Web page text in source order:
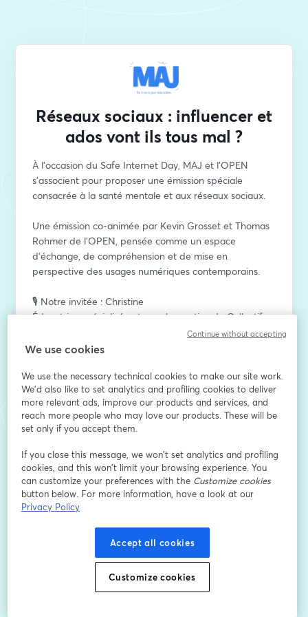
Réseaux sociaux : influencer et
ados vont ils tous mal ?
À l’occasion du Safe Internet Day, MAJ et l'OPEN
s’associent pour proposer une émission spéciale
consacrée à la santé mentale et aux réseaux sociaux.
Une émission co-animée par Kevin Grosset et Thomas
Rohmer de l'OPEN, pensée comme un espace
d’échange, de compréhension et de mise en
perspective des usages numériques contemporains.
🎙️ Notre invitée : Christine
Éducatrice spécialisée et membre active du Collectif
MEER (Mineurs, Éthique et Réseaux) depuis plus de
deux ans, Christine est également mère d’une
Un double regard, professionnel et parental, qui
nourrit son engagement pour des réseaux plus sains,
en particulier pour les plus jeunes.
👉 Au sein du Collectif MEER, elle œuvre pour une
protection réelle des mineurs sur les plateformes
numériques, à travers plusieurs axes forts :
🔎 Veille constante des usages et des tendances
numériques
📢 Sensibilisation et information des utilisateurs
🚨 Alertes et signalements sur les contenus et
algorithmes à risques, notamment sur TikTok, auprès
We use cookies
We use the necessary technical cookies to make our site work.
We'd also like to set analytics and profiling cookies to deliver
more relevant ads, improve our products and services, and
reach more people who may love our products. These will be
set only if you accept them.
If you close this message, we won’t set analytics and profiling
cookies, and this won’t limit your browsing experience. You
can customize your preferences with the Customize cookies
button below. For more information, have a look at our
Privacy Policy
Accept all cookies
Customize cookies
Continue without accepting